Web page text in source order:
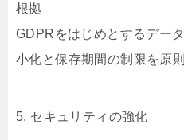
根拠
GDPRをはじめとするデー
小化と保存期間の制限を原
5. セキュリティの強化